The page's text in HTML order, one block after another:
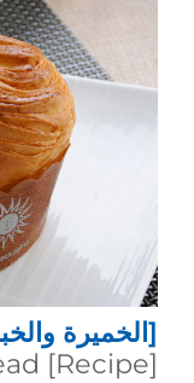
[الخميرة
[Recipe] Hand - torn bread